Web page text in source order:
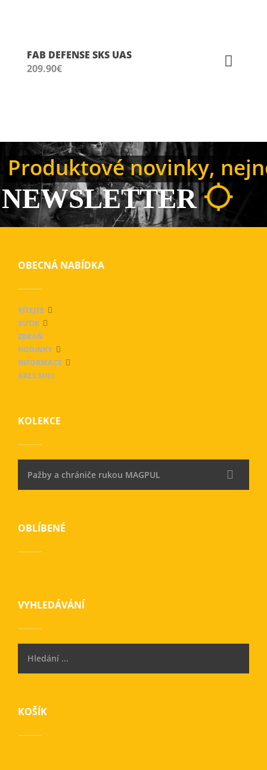
FAB DEFENSE SKS UAS
209.90€
Produktové novinky,
NEWSLETTER
OBECNÁ NABÍDKA
VÍTEJTE
BUTIK
ZBRAŇ
HODINKY
INFORMACE
ARES MILI
KOLEKCE
Pažby a chrániče rukou MAGPUL
OBLÍBENÉ
VYHLEDÁVÁNÍ
KOŠÍK